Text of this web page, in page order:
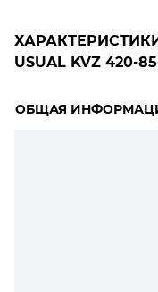
USUAL KVZ 420-
ОБЩАЯ